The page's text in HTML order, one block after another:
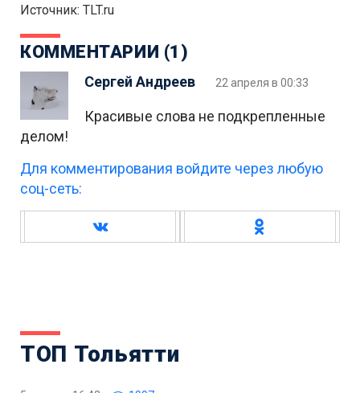
Источник: TLT.ru
КОММЕНТАРИИ (1)
Сергей Андреев 22 апреля в 00:33
Красивые слова не подкрепленные
делом!
Для комментирования войдите через любую
соц-сеть:
ТОП Тольятти